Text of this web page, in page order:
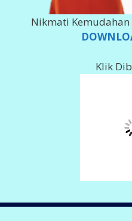
Nikmati
Klik